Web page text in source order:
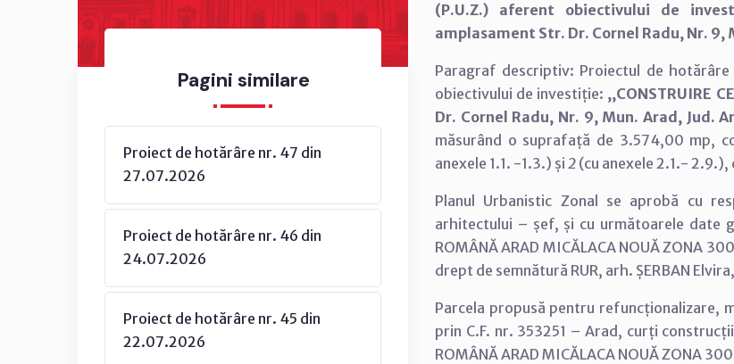
Pagini similare
Proiect de hotărâre nr. 47 din
27.07.2026
Proiect de hotărâre nr. 46 din
24.07.2026
Proiect de hotărâre nr. 45 din
22.07.2026
(P.U.Z.) aferent obiectivului de
amplasament Str. Dr. Cornel Radu, Nr.
Paragraf descriptiv: Proiectul de
obiectivului de investiție: ,,CONSTRUIRE
Dr. Cornel Radu, Nr. 9, Mun. Arad, Jud.
măsurând o suprafață de 3.574,00 mp,
anexele 1.1. -1.3.) și 2 (cu anexele 2.1.-
Planul Urbanistic Zonal se aprobă cu
arhitectului – șef, și cu următoarele date
ROMÂNĂ ARAD MICĂLACA NOUĂ ZONA
drept de semnătură RUR, arh. ȘERBAN
Parcela propusă pentru refuncționalizare,
prin C.F. nr. 353251 – Arad, curți
ROMÂNĂ ARAD MICĂLACA NOUĂ ZONA